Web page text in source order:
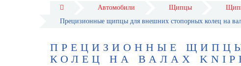
Автомобили Щипцы
Прецизионные щипцы для внешних стопорных колец на
ПРЕЦИЗИОННЫЕ
КОЛЕЦ НА ВАЛАХ